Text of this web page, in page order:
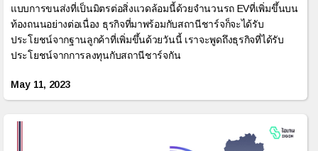
แบบการขนส่งที่เป็นมิตรต่อสิ่งแวดล้อมนี้ด้วยจำนวนรถ EVที่เพิ่มขึ้นบน
ท้องถนนอย่างต่อเนื่อง ธุรกิจที่มาพร้อมกับสถานีชาร์จก็จะได้รับ
ประโยชน์จากฐานลูกค้าที่เพิ่มขึ้นด้วยวันนี้ เราจะพูดถึงธุรกิจที่ได้รับ
ประโยชน์จากการลงทุนกับสถานีชาร์จกัน
May 11, 2023